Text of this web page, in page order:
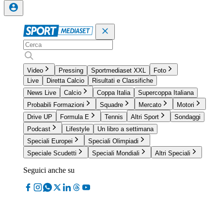
Video Pressing Sportmediaset XXL
Foto
Live
Diretta Calcio
Risultati e Classifiche
News Live
Calcio Coppa Italia
Supercoppa Italiana
Probabili Formazioni
Squadre Mercato
Motori
Drive UP
Formula E Tennis Altri Sport
Sondaggi
Podcast
Lifestyle
Un libro a settimana
Speciali Europei
Speciali Olimpiadi
Speciale Scudetti
Speciali Mondiali Altri Speciali
Seguici anche su